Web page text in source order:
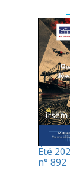
Été
n° 892